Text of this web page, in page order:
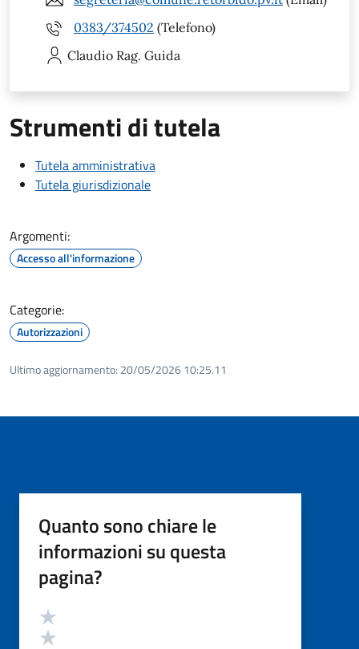
0383/374502 (Telefono)
Claudio Rag. Guida
Strumenti di tutela
Tutela amministrativa
Tutela giurisdizionale
Argomenti:
Accesso all'informazione
Categorie:
Autorizzazioni
Ultimo aggiornamento: 20/05/2026 10:25.11
Quanto sono chiare le
informazioni su questa
pagina?
Valutazione